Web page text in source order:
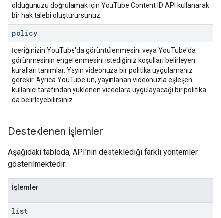
olduğunuzu doğrulamak için YouTube Content ID API kullanarak
bir hak talebi oluşturursunuz.
policy
İçeriğinizin YouTube'da görüntülenmesini veya YouTube'da
görünmesinin engellenmesini istediğiniz koşulları belirleyen
kuralları tanımlar. Yayın videonuza bir politika uygulamanız
gerekir. Ayrıca YouTube'un, yayınlanan videonuzla eşleşen
kullanıcı tarafından yüklenen videolara uygulayacağı bir politika
da belirleyebilirsiniz.
Desteklenen işlemler
Aşağıdaki tabloda, API'nin desteklediği farklı yöntemler
gösterilmektedir:
İşlemler
list